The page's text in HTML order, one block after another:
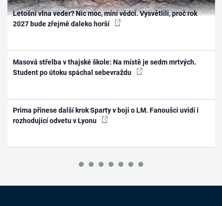
Letošní vlna veder? Nic moc, míní vědci. Vysvětlili, proč rok
2027 bude zřejmě daleko horší
Masová střelba v thajské škole: Na místě je sedm mrtvých.
Student po útoku spáchal sebevraždu
Prima přinese další krok Sparty v boji o LM. Fanoušci uvidí i
rozhodující odvetu v Lyonu